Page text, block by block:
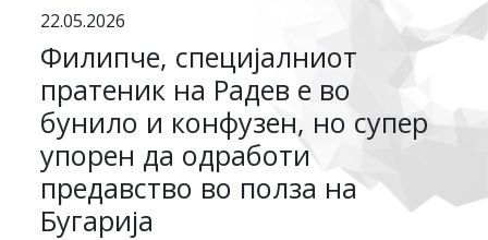
22.05.2026
Филипче, специјалниот
пратеник на Радев е во
бунило и конфузен, но супер
упорен да одработи
предавство во полза на
Бугарија